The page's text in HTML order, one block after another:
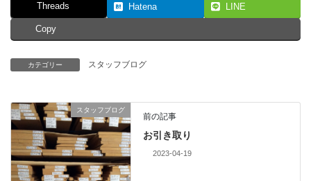
Threads Hatena LINE
Copy
カテゴリー スタッフブログ
スタッフブログ
前の記事
お引き取り
2023-04-19